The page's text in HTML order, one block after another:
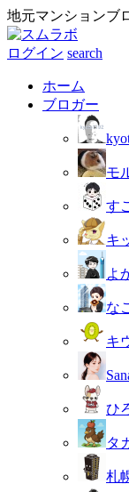
地元マンションブ
ログイン search
ホーム
ブロガー
モ
す
キ
よ
な
キ
ひ
タ
札